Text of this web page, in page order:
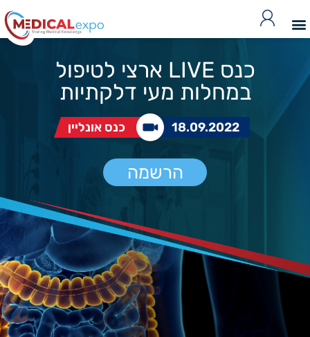
כנס LIVE ארצי לטיפול
במחלות מעי דלקתיות
18.09.2022 כנס אונליין
הרשמה